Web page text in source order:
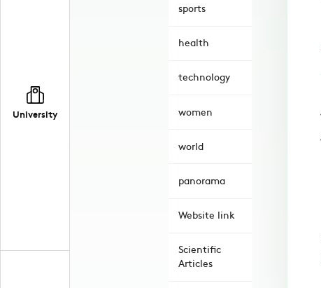
University
sports
health
technology
women
world
panorama
Website link
Scientific
Articles